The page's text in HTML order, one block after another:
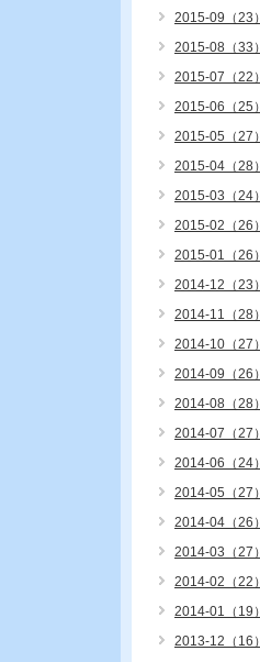
2015-09（23）
2015-08（33）
2015-07（22）
2015-06（25）
2015-05（27）
2015-04（28）
2015-03（24）
2015-02（26）
2015-01（26）
2014-12（23）
2014-11（28）
2014-10（27）
2014-09（26）
2014-08（28）
2014-07（27）
2014-06（24）
2014-05（27）
2014-04（26）
2014-03（27）
2014-02（22）
2014-01（19）
2013-12（16）